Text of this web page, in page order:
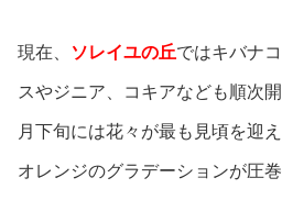
現在、 ソレイユの丘ではキバナ
スやジニア、コキアなども順次
月下旬には花々が最も見頃を迎
オレンジのグラデーションが圧